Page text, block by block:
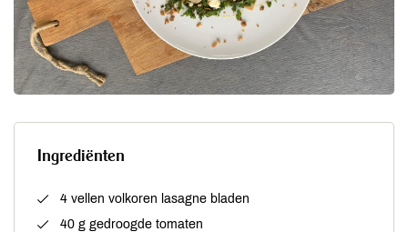
Ingrediënten
4 vellen volkoren lasagne bladen
40 g gedroogde tomaten